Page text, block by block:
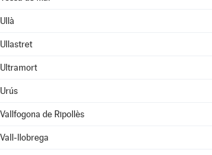
Ullà
Ullastret
Ultramort
Urús
Vallfogona de Ripollès
Vall-llobrega